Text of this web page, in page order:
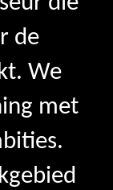
de
We
met